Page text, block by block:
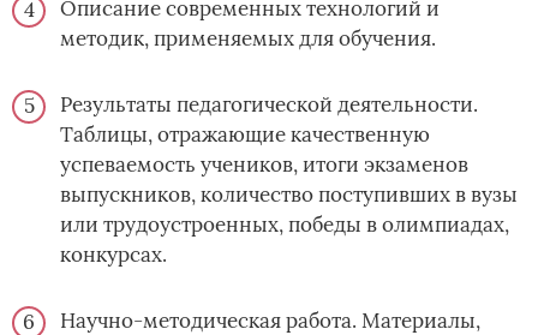
Описание современных технологий и
методик, применяемых для обучения.
Результаты педагогической деятельности.
Таблицы, отражающие качественную
успеваемость учеников, итоги экзаменов
выпускников, количество поступивших в вузы
или трудоустроенных, победы в олимпиадах,
конкурсах.
Научно-методическая работа. Материалы,